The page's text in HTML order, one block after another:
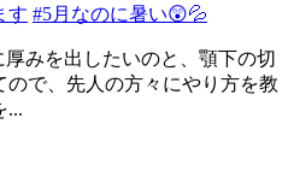
す #5月なのに暑い😲💦
厚みを出したいのと、顎下の切
ので、先人の方々にやり方を教
...